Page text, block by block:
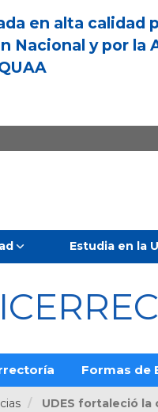
en alta calidad
Nacional y por la
Estudia en la
Formas de
UDES fortaleció